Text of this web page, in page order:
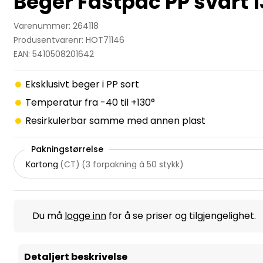
Varenummer: 264118
Produsentvarenr: HOT71146
EAN: 5410508201642
Eksklusivt beger i PP sort
Temperatur fra -40 til +130°
Resirkulerbar samme med annen plast
Pakningstørrelse
Kartong (CT) (3 forpakning á 50 stykk)
Du må logge inn for å se priser og tilgjengelighet.
Detaljert beskrivelse